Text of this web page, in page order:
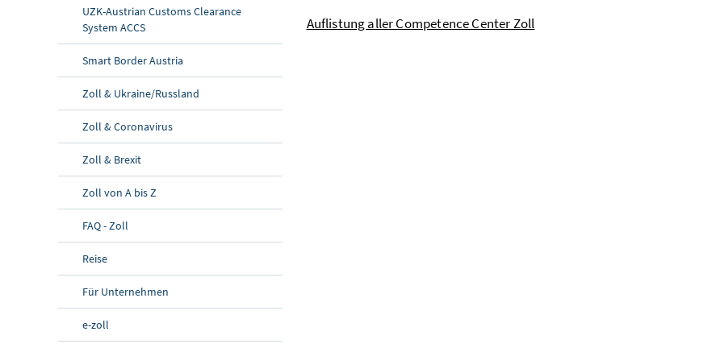
UZK-Austrian Customs Clearance
System ACCS
Smart Border Austria
Zoll & Ukraine/Russland
Zoll & Coronavirus
Zoll & Brexit
Zoll von A bis Z
FAQ - Zoll
Reise
Für Unternehmen
e-zoll
Auflistung aller Competence Center Zoll